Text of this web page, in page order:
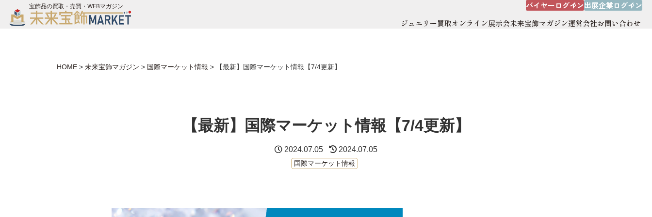
宝飾品の買取・売買・WEBマガジン バイヤーログイン出展企業ログイン
ジュエリー買取オンライン展示会未来宝飾マガジン運営会社お問い合わせ
お問い合わせ
HOME > 未来宝飾マガジン > 国際マーケット情報 > 【最新】国際マーケット情報【7/4更新】
【最新】国際マーケット情報【7/4更新】
2024.07.05 2024.07.05
国際マーケット情報